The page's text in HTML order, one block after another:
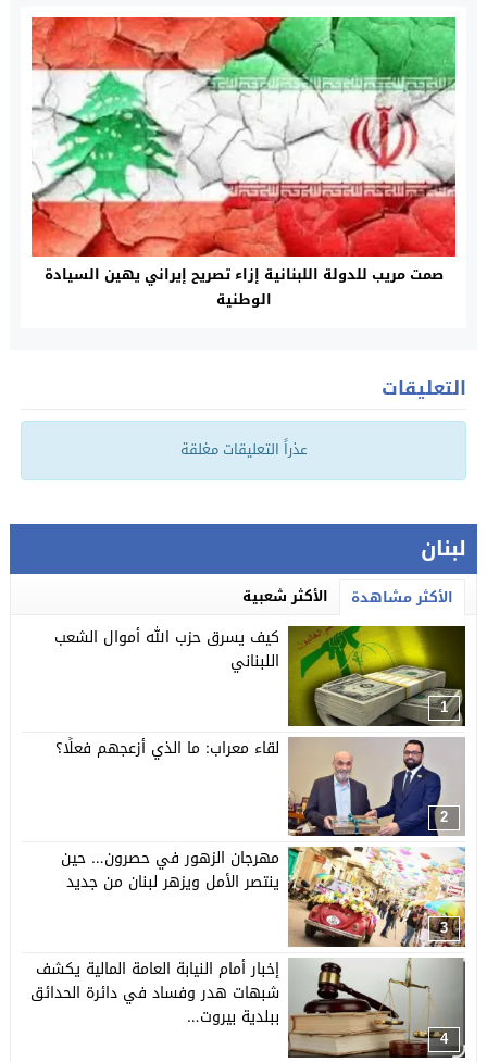
صمت مريب للدولة اللبنانية إزاء تصريح إيراني يهين السيادة
الوطنية
التعليقات
عذراً التعليقات مغلقة
لبنان
الأكثر مشاهدة الأكثر شعبية
1
كيف يسرق حزب الله أموال الشعب
اللبناني
2
لقاء معراب: ما الذي أزعجهم فعلًا؟
3
مهرجان الزهور في حصرون… حين
ينتصر الأمل ويزهر لبنان من جديد
4
إخبار أمام النيابة العامة المالية يكشف
شبهات هدر وفساد في دائرة الحدائق
ببلدية بيروت…